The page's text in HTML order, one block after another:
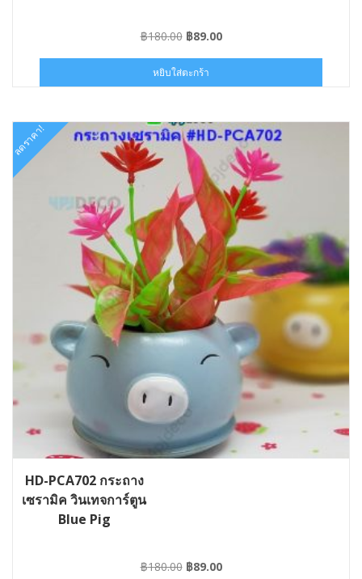
฿180.00 Original
was:
฿180.00.
฿89.00Current
฿89.00.
หยิบใส่ตะกร้า
ลดราคา!
HD-PCA702 กระถาง
เซรามิค วินเทจการ์ตูน
Blue Pig
฿180.00 Original
฿89.00Current